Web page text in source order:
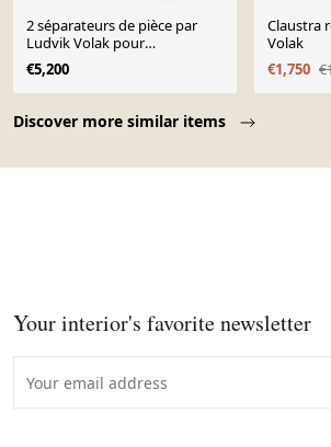
Discover more similar items
2 séparateurs de pièce par
Ludvik Volak pour
Drevopodnik Holesov,
Tchèque, 1960
€5,200
Claustra
Volak
€1,750
Your interior's favorite newsletter